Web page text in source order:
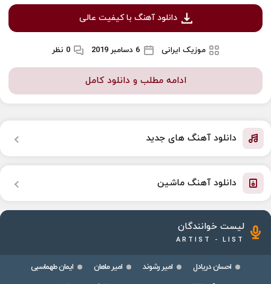
دانلود آهنگ با کیفیت عالی
موزیک ایرانی 6 دسامبر 2019 0 نظر
ادامه مطلب و دانلود کامل
دانلود آهنگ های جدید
دانلود آهنگ ماشین
لیست خوانندگان
ARTIST - LIST
احسان دریادل امیر رشوند امیر ماهان
ایمان طهماسبی